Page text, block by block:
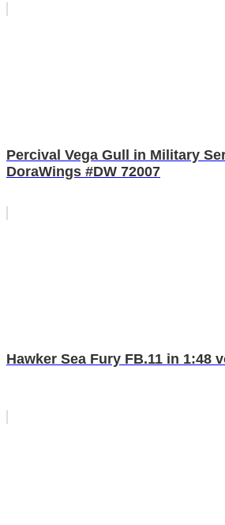
Percival Vega Gull in Military
DoraWings #DW 72007
Hawker Sea Fury FB.11 in 1:48